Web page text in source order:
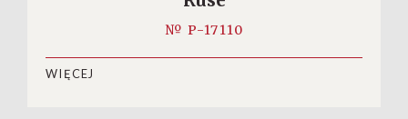
№ P-17110
WIĘCEJ